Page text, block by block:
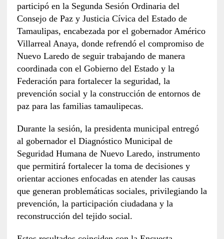
participó en la Segunda Sesión Ordinaria del
Consejo de Paz y Justicia Cívica del Estado de
Tamaulipas, encabezada por el gobernador Américo
Villarreal Anaya, donde refrendó el compromiso de
Nuevo Laredo de seguir trabajando de manera
coordinada con el Gobierno del Estado y la
Federación para fortalecer la seguridad, la
prevención social y la construcción de entornos de
paz para las familias tamaulipecas.
Durante la sesión, la presidenta municipal entregó
al gobernador el Diagnóstico Municipal de
Seguridad Humana de Nuevo Laredo, instrumento
que permitirá fortalecer la toma de decisiones y
orientar acciones enfocadas en atender las causas
que generan problemáticas sociales, privilegiando la
prevención, la participación ciudadana y la
reconstrucción del tejido social.